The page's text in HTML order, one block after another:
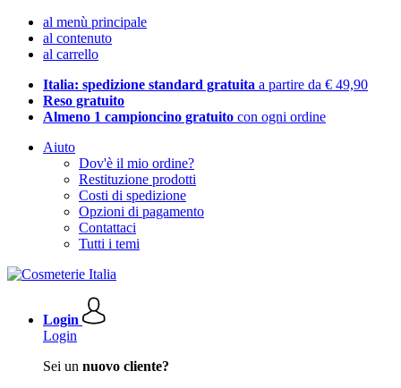
al menù principale
al contenuto
al carrello
Italia: spedizione standard gratuita a partire da € 49,90
Reso gratuito
Almeno 1 campioncino gratuito con ogni ordine
Aiuto
Dov'è il mio ordine?
Restituzione prodotti
Costi di spedizione
Opzioni di pagamento
Contattaci
Tutti i temi
Login
Login
Sei un nuovo cliente?